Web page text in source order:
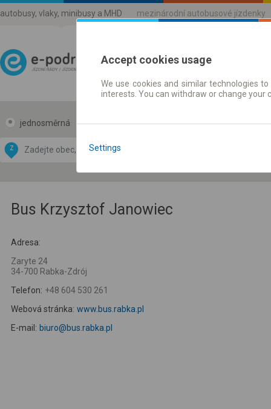
autobusy, vlaky, minibusy a MHD mezinárodní autobusové jízdenky
Jízdni řády a jízdenky
jednosměrná zpáteční
Z
by
OpenStreetMap
Bus Krzysztof Janowiec
Adresa:
Zaryte 24
34-700 Rabka-Zdrój
Telefon: +48 604 530 261
Webová stránka: www.bus.rabka.pl
E-mail: biuro@bus.rabka.pl
Accept cookies usage
We use cookies and similar technologies
interests. You can withdraw or change
Settings